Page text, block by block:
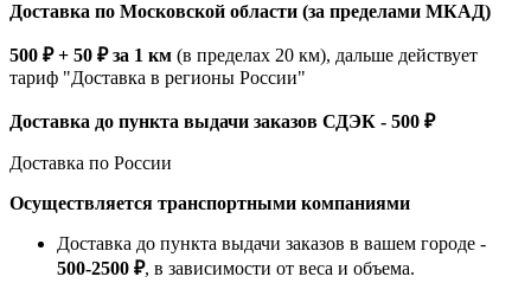
Доставка по Московской области (за пределами МКАД)
500 ₽ + 50 ₽ за 1 км (в пределах 20 км), дальше действует
тариф "Доставка в регионы России"
Доставка до пункта выдачи заказов СДЭК - 500 ₽
Доставка по России
Осуществляется транспортными компаниями
Доставка до пункта выдачи заказов в вашем городе -
500-2500 ₽, в зависимости от веса и объема.